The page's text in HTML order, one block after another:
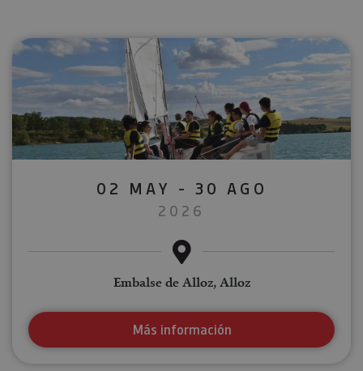
02 MAY - 30 AGO
2026
Embalse de Alloz, Alloz
Más información